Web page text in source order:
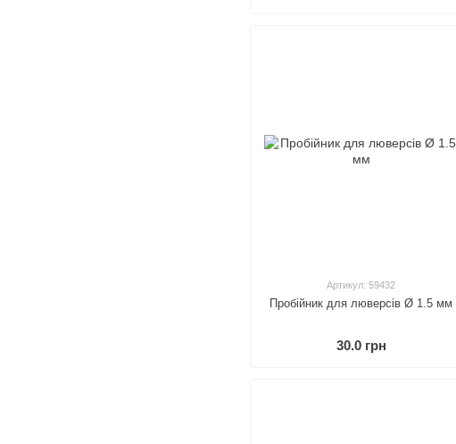
Артикул: 59432
Пробійник для люверсів Ø 1.5 мм
30.0 грн